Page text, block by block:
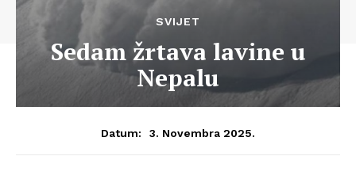
SVIJET
Sedam žrtava lavine u
Nepalu
Datum: 3. Novembra 2025.